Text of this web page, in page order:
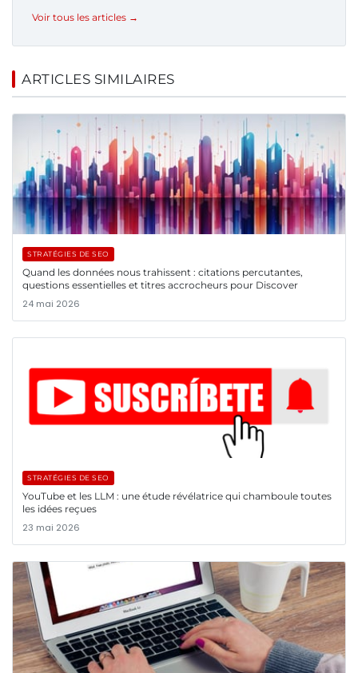
Voir tous les articles →
ARTICLES SIMILAIRES
STRATÉGIES DE SEO
Quand les données nous trahissent : citations percutantes,
questions essentielles et titres accrocheurs pour Discover
24 mai 2026
STRATÉGIES DE SEO
YouTube et les LLM : une étude révélatrice qui chamboule toutes
les idées reçues
23 mai 2026